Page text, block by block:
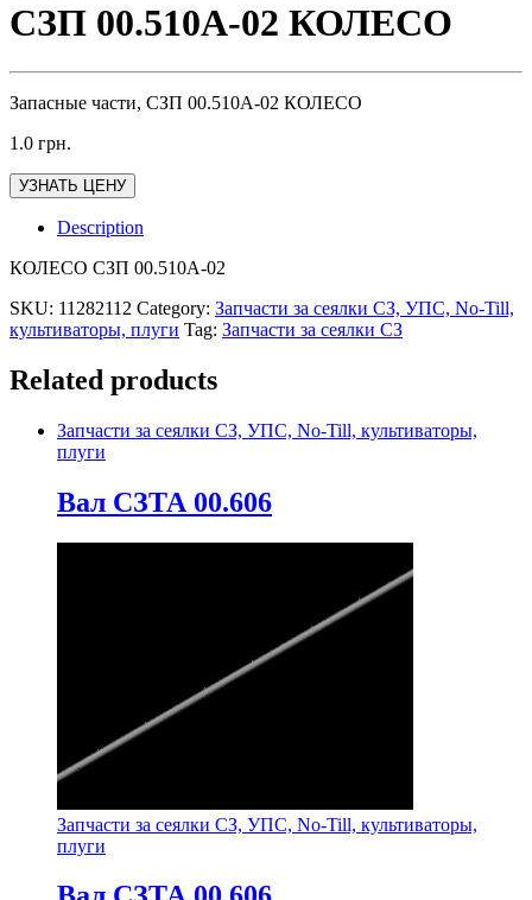
СЗП 00.510А-02 КОЛЕСО
Запасные части, СЗП 00.510А-02 КОЛЕСО
1.0 грн.
УЗНАТЬ ЦЕНУ
Description
КОЛЕСО СЗП 00.510А-02
SKU: 11282112 Category: Запчасти за сеялки СЗ, УПС, No-Till,
культиваторы, плуги Tag: Запчасти за сеялки СЗ
Related products
Запчасти за сеялки СЗ, УПС, No-Till, культиваторы,
плуги
Вал СЗТА 00.606
Запчасти за сеялки СЗ, УПС, No-Till, культиваторы,
плуги